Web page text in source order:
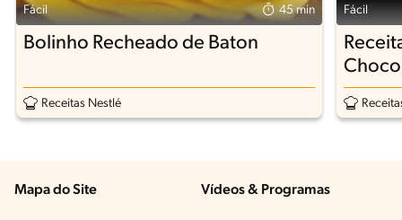
Fácil 45 min
Bolinho Recheado de Baton
Receitas Nestlé
Fácil
Mapa do Site Vídeos & Programas​